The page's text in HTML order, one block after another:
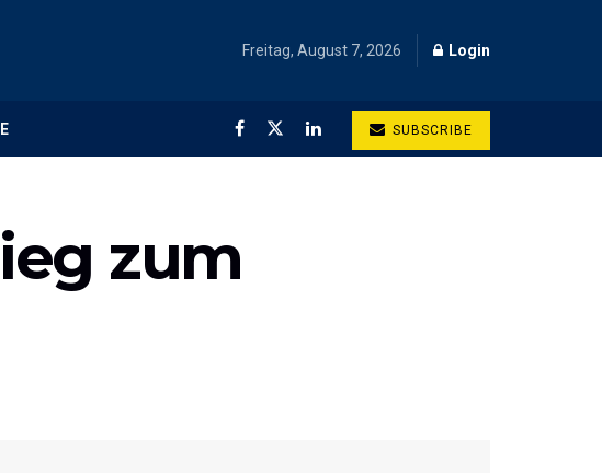
Freitag, August 7, 2026 Login
SUBSCRIBE
zum